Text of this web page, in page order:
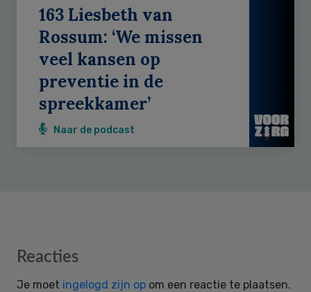
163 Liesbeth van
Rossum: ‘We missen
veel kansen op
preventie in de
spreekkamer’
Naar de podcast
Reader
Reacties
Je moet ingelogd zijn op om een reactie te plaatsen.